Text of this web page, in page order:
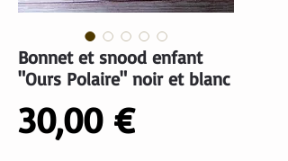
Bonnet et snood enfant
"Ours Polaire" noir et blanc
30,00 €Prix